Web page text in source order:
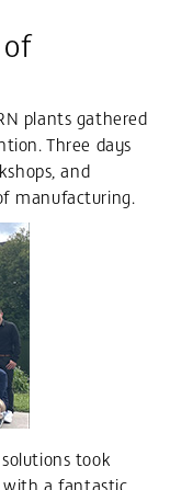
plants gathered
Three days
and
manufacturing.
took
a fantastic